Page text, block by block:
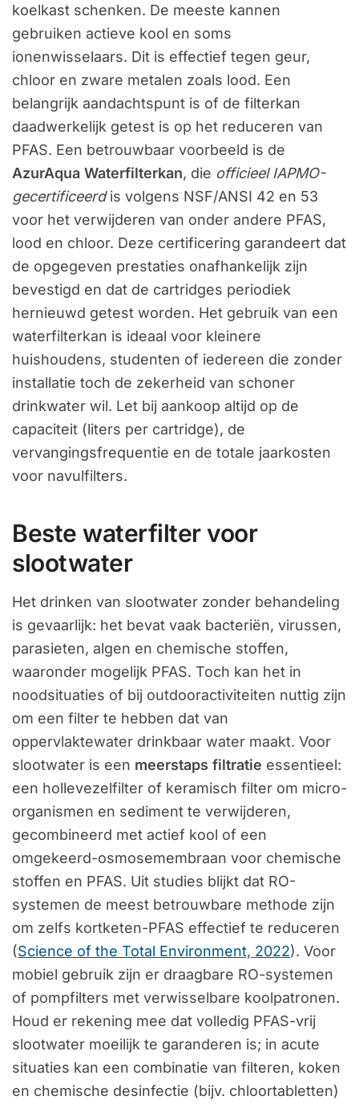
koelkast schenken. De meeste kannen
gebruiken actieve kool en soms
ionenwisselaars. Dit is effectief tegen geur,
chloor en zware metalen zoals lood. Een
belangrijk aandachtspunt is of de filterkan
daadwerkelijk getest is op het reduceren van
PFAS. Een betrouwbaar voorbeeld is de
AzurAqua Waterfilterkan, die officieel IAPMO-
gecertificeerdis volgens NSF/ANSI 42 en 53
voor het verwijderen van onder andere PFAS,
lood en chloor. Deze certificering garandeert dat
de opgegeven prestaties onafhankelijk zijn
bevestigd en dat de cartridges periodiek
hernieuwd getest worden. Het gebruik van een
waterfilterkan is ideaal voor kleinere
huishoudens, studenten of iedereen die zonder
installatie toch de zekerheid van schoner
drinkwater wil. Let bij aankoop altijd op de
capaciteit (liters per cartridge), de
vervangingsfrequentie en de totale jaarkosten
voor navulfilters.
Beste waterfilter voor
slootwater
Het drinken van slootwater zonder behandeling
is gevaarlijk: het bevat vaak bacteriën, virussen,
parasieten, algen en chemische stoffen,
waaronder mogelijk PFAS. Toch kan het in
noodsituaties of bij outdooractiviteiten nuttig zijn
om een filter te hebben dat van
oppervlaktewater drinkbaar water maakt. Voor
slootwater is een meerstaps filtratie essentieel:
een hollevezelfilter of keramisch filter om micro-
organismen en sediment te verwijderen,
gecombineerd met actief kool of een
omgekeerd-osmosemembraan voor chemische
stoffen en PFAS. Uit studies blijkt dat RO-
systemen de meest betrouwbare methode zijn
om zelfs kortketen-PFAS effectief te reduceren
(Science of the Total Environment, 2022). Voor
mobiel gebruik zijn er draagbare RO-systemen
of pompfilters met verwisselbare koolpatronen.
Houd er rekening mee dat volledig PFAS-vrij
slootwater moeilijk te garanderen is; in acute
situaties kan een combinatie van filteren, koken
en chemische desinfectie (bijv. chloortabletten)